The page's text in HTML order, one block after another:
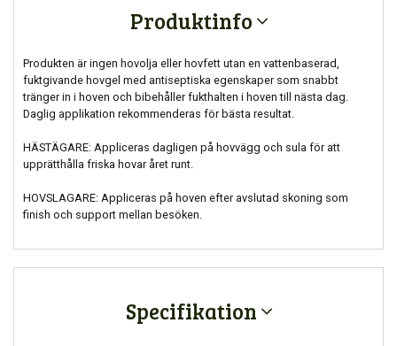
Produktinfo
Produkten är ingen hovolja eller hovfett utan en vattenbaserad,
fuktgivande hovgel med antiseptiska egenskaper som snabbt
tränger in i hoven och bibehåller fukthalten i hoven till nästa dag.
Daglig applikation rekommenderas för bästa resultat.
HÄSTÄGARE: Appliceras dagligen på hovvägg och sula för att
upprätthålla friska hovar året runt.
HOVSLAGARE: Appliceras på hoven efter avslutad skoning som
finish och support mellan besöken.
Specifikation